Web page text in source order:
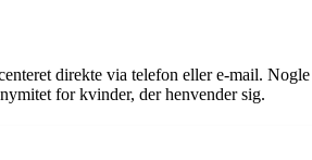
direkte via telefon eller e-mail.
for kvinder, der henvender sig.